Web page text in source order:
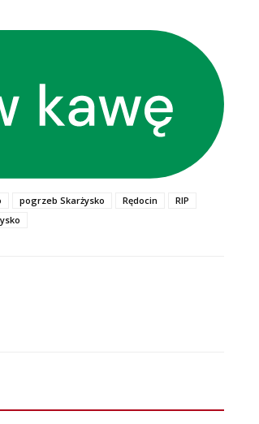
pogrzeb Skarżysko Rędocin
RIP